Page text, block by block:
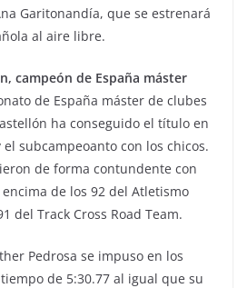
Garitonandía, que se estrenará
al aire libre.
campeón de España máster
de España máster de clubes
ha conseguido el título en
subcampeoanto con los chicos.
de forma contundente con
de los 92 del Atletismo
del Track Cross Road Team.
Pedrosa se impuso en los
de 5:30.77 al igual que su